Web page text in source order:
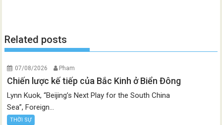
Related posts
07/08/2026 Pham
Chiến lược kế tiếp của Bắc Kinh ở Biển Đông
Lynn Kuok, “Beijing’s Next Play for the South China
Sea”, Foreign...
THỜI SỰ